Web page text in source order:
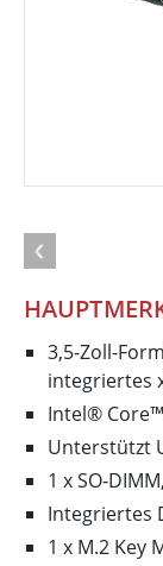
3,5-Zoll-
integriertes
Intel®
Unterstützt
1 x SO-
Integriertes
1 x M.2 Key